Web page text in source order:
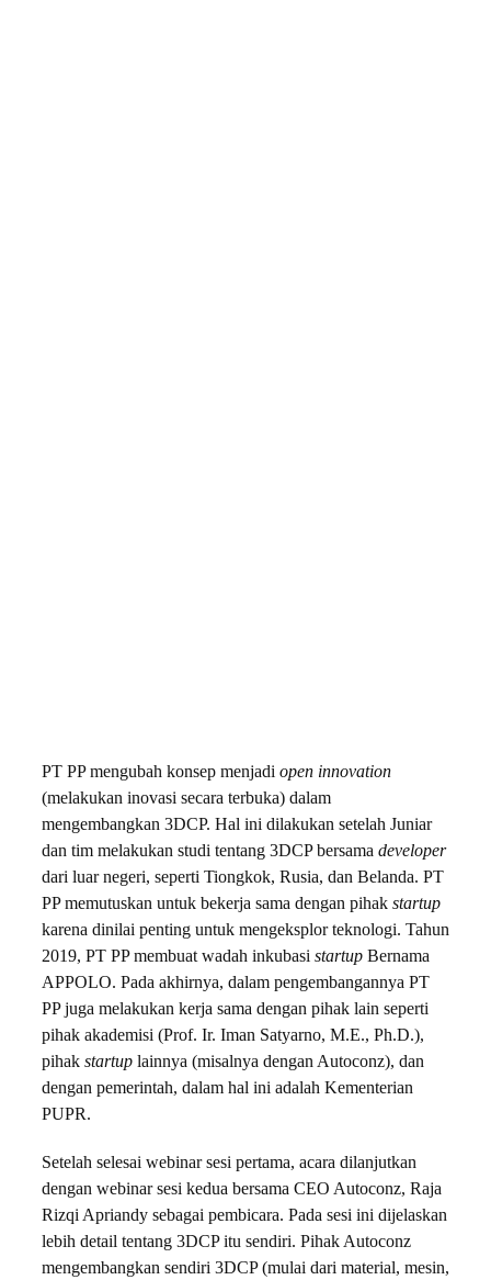
PT PP mengubah konsep menjadi open innovation
(melakukan inovasi secara terbuka) dalam
mengembangkan 3DCP. Hal ini dilakukan setelah Juniar
dan tim melakukan studi tentang 3DCP bersama developer
dari luar negeri, seperti Tiongkok, Rusia, dan Belanda. PT
PP memutuskan untuk bekerja sama dengan pihak startup
karena dinilai penting untuk mengeksplor teknologi. Tahun
2019, PT PP membuat wadah inkubasi startup Bernama
APPOLO. Pada akhirnya, dalam pengembangannya PT
PP juga melakukan kerja sama dengan pihak lain seperti
pihak akademisi (Prof. Ir. Iman Satyarno, M.E., Ph.D.),
pihak startup lainnya (misalnya dengan Autoconz), dan
dengan pemerintah, dalam hal ini adalah Kementerian
PUPR.
Setelah selesai webinar sesi pertama, acara dilanjutkan
dengan webinar sesi kedua bersama CEO Autoconz, Raja
Rizqi Apriandy sebagai pembicara. Pada sesi ini dijelaskan
lebih detail tentang 3DCP itu sendiri. Pihak Autoconz
mengembangkan sendiri 3DCP (mulai dari material, mesin,